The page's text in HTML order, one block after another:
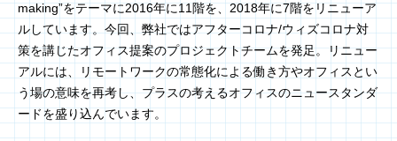
making”をテーマに2016年に11階を、2018年に7階をリニューア
ルしています。今回、弊社ではアフターコロナ/ウィズコロナ対
策を講じたオフィス提案のプロジェクトチームを発足。リニュー
アルには、リモートワークの常態化による働き方やオフィスとい
う場の意味を再考し、プラスの考えるオフィスのニュースタンダ
ードを盛り込んでいます。